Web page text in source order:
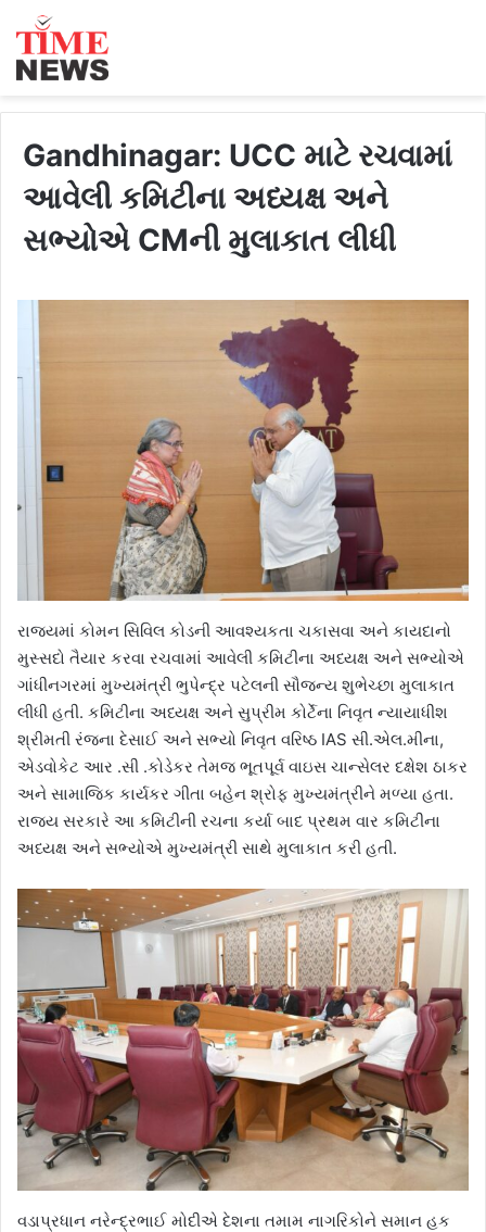
Gandhinagar: UCC માટે રચવામાં
આવેલી કમિટીના અધ્યક્ષ અને
સભ્યોએ CMની મુલાકાત લીધી
રાજ્યમાં કોમન સિવિલ કોડની આવશ્યકતા ચકાસવા અને કાયદાનો
મુસ્સદો તૈયાર કરવા રચવામાં આવેલી કમિટીના અધ્યક્ષ અને સભ્યોએ
ગાંધીનગરમાં મુખ્યમંત્રી ભુપેન્દ્ર પટેલની સૌજન્ય શુભેચ્છા મુલાકાત
લીધી હતી. કમિટીના અધ્યક્ષ અને સુપ્રીમ કોર્ટેના નિવૃત ન્યાયાધીશ
શ્રીમતી રંજના દેસાઈ અને સભ્યો નિવૃત વરિષ્ઠ IAS સી.એલ.મીના,
એડવોકેટ આર .સી .કોડેકર તેમજ ભૂતપૂર્વ વાઇસ ચાન્સેલર દક્ષેશ ઠાકર
અને સામાજિક કાર્યકર ગીતા બહેન શ્રોફ મુખ્યમંત્રીને મળ્યા હતા.
રાજ્ય સરકારે આ કમિટીની રચના કર્યા બાદ પ્રથમ વાર કમિટીના
અધ્યક્ષ અને સભ્યોએ મુખ્યમંત્રી સાથે મુલાકાત કરી હતી.
વડાપ્રધાન નરેન્દ્રભાઈ મોદીએ દેશના તમામ નાગરિકોને સમાન હક